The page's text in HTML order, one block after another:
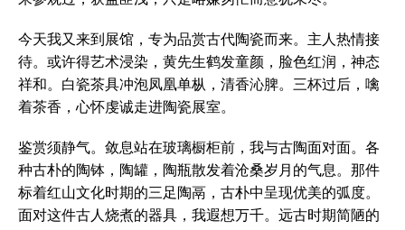
今天我又来到展馆，专为品赏古代陶瓷而来。主人热情接
待。或许得艺术浸染，黄先生鹤发童颜，脸色红润，神态
祥和。白瓷茶具冲泡凤凰单枞，清香沁脾。三杯过后，噙
着茶香，心怀虔诚走进陶瓷展室。
鉴赏须静气。敛息站在玻璃橱柜前，我与古陶面对面。各
种古朴的陶钵，陶罐，陶瓶散发着沧桑岁月的气息。那件
标着红山文化时期的三足陶鬲，古朴中呈现优美的弧度。
面对这件古人烧煮的器具，我遐想万千。远古时期简陋的